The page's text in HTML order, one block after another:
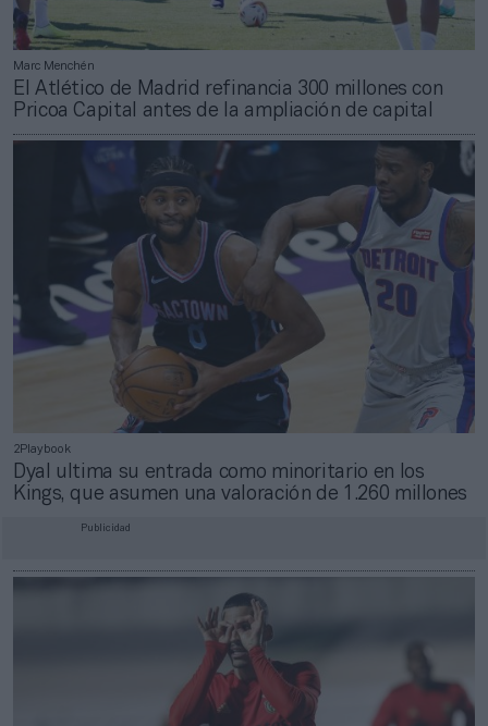
Marc Menchén
El Atlético de Madrid refinancia 300 millones con
Pricoa Capital antes de la ampliación de capital
2Playbook
Dyal ultima su entrada como minoritario en los
Kings, que asumen una valoración de 1.260 millones
Publicidad